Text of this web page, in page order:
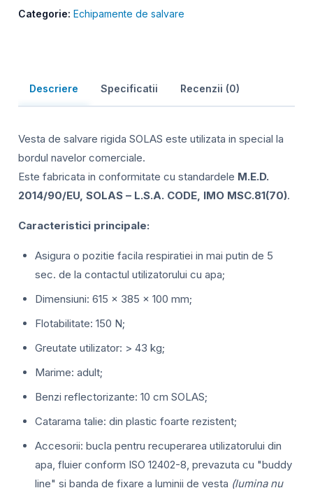
Categorie: Echipamente de salvare
Descriere Specificatii Recenzii (0)
Vesta de salvare rigida SOLAS este utilizata in special la
bordul navelor comerciale.
Este fabricata in conformitate cu standardele M.E.D.
2014/90/EU, SOLAS – L.S.A. CODE, IMO MSC.81(70).
Caracteristici principale:
Asigura o pozitie facila respiratiei in mai putin de 5
sec. de la contactul utilizatorului cu apa;
Dimensiuni: 615 x 385 x 100 mm;
Flotabilitate: 150 N;
Greutate utilizator: > 43 kg;
Marime: adult;
Benzi reflectorizante: 10 cm SOLAS;
Catarama talie: din plastic foarte rezistent;
Accesorii: bucla pentru recuperarea utilizatorului din
apa, fluier conform ISO 12402-8, prevazuta cu "buddy
line" si banda de fixare a luminii de vesta (lumina nu